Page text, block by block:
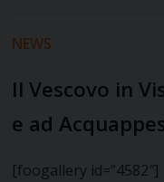
NEWS
Il Vescovo in
e ad
[foogallery id=”4582″]